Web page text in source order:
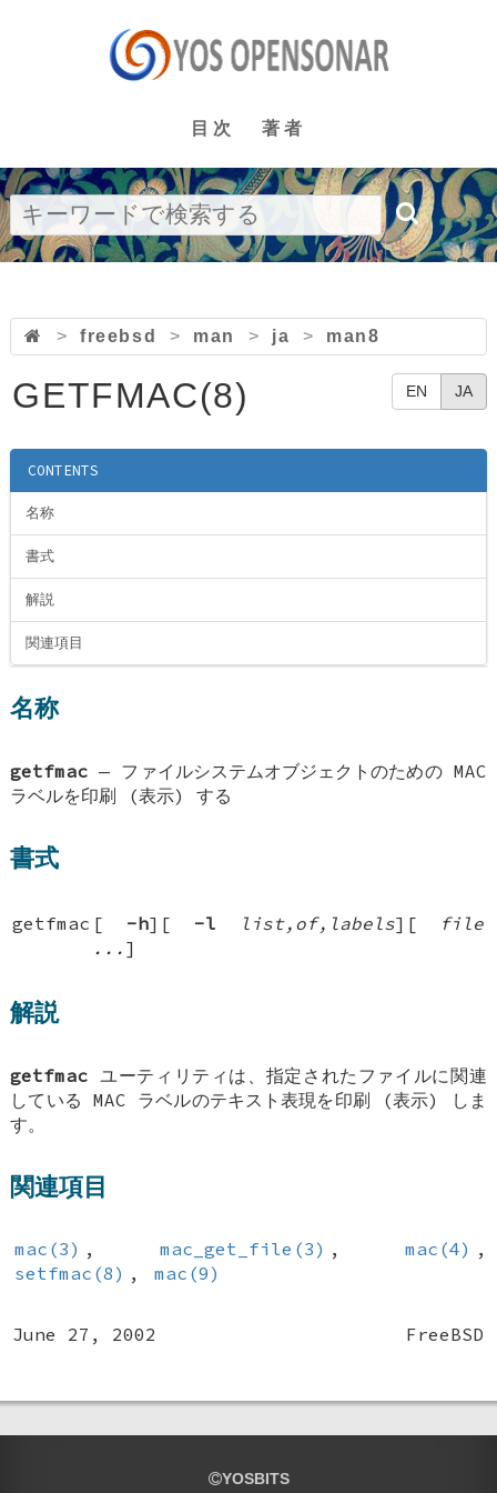
目次 著者
> freebsd > man > ja > man8
EN JA
GETFMAC(8)
CONTENTS
名称
書式
解説
関連項目
名称
getfmac — ファイルシステムオブジェクトのための MAC
ラベルを印刷 (表示) する
書式
getfmac [ -h][ -l list,of,labels][
file
... ]
解説
getfmac ユーティリティは、指定されたファイルに関連
している MAC ラベルのテキスト表現を印刷 (表示) しま
す。
関連項目
mac(3) , mac_get_file(3) , mac(4) ,
setfmac(8) , mac(9)
June 27, 2002 FreeBSD
YOSBITS